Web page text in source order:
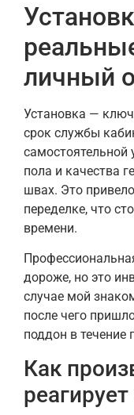
личный
Установка —
срок службы
самостоятельной
пола и качества
швах. Это
переделке, что
времени.
дороже, но это
случае мой
после чего
поддон в течение
Как